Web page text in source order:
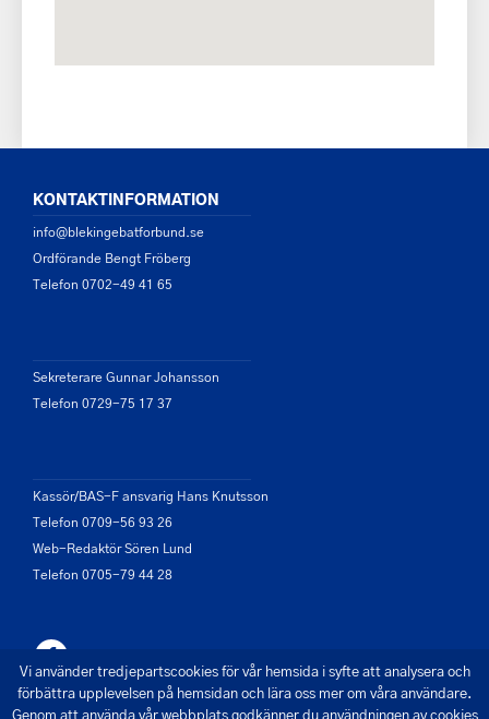
KONTAKTINFORMATION
info@blekingebatforbund.se
Ordförande Bengt Fröberg
Telefon 0702-49 41 65
Sekreterare Gunnar Johansson
Telefon 0729-75 17 37
Kassör/BAS-F ansvarig Hans Knutsson
Telefon 0709-56 93 26
Web-Redaktör Sören Lund
Telefon 0705-79 44 28
Vi använder tredjepartscookies för vår hemsida i syfte att analysera och
förbättra upplevelsen på hemsidan och lära oss mer om våra användare.
Genom att använda vår webbplats godkänner du användningen av cookies